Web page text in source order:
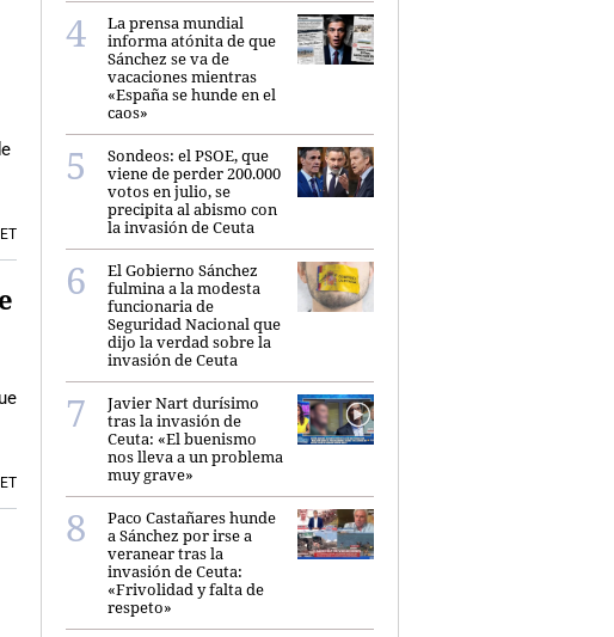
La prensa mundial
informa atónita de que
Sánchez se va de
vacaciones mientras
«España se hunde en el
caos»
Sondeos: el PSOE, que
viene de perder 200.000
votos en julio, se
precipita al abismo con
la invasión de Ceuta
El Gobierno Sánchez
fulmina a la modesta
funcionaria de
Seguridad Nacional que
dijo la verdad sobre la
invasión de Ceuta
Javier Nart durísimo
tras la invasión de
Ceuta: «El buenismo
nos lleva a un problema
muy grave»
Paco Castañares hunde
a Sánchez por irse a
veranear tras la
invasión de Ceuta:
«Frivolidad y falta de
respeto»